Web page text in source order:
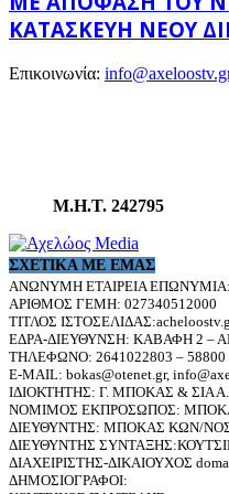
ΚΑΤΑΣΚΕΥΉ ΝΈΟΥ
Επικοινωνία:
Μ.Η.Τ. 242795
ΣΧΕΤΙΚΆ ΜΕ ΕΜΆΣ
ΑΝΩΝΥΜΗ ΕΤΑΙΡΕΙΑ ΕΠΩΝΥΜΙΑ:
ΑΡΙΘΜΟΣ ΓΕΜΗ: 027340512000
ΤΙΤΛΟΣ
ΕΔΡΑ-ΔΙΕΥΘΥΝΣΗ: ΚΑΒΑΦΗ 2 –
ΤΗΛΕΦΩΝΟ: 2641022803 – 58800
E-MAIL: bokas@otenet.gr,
ΙΔΙΟΚΤΗΤΗΣ: Γ. ΜΠΟΚΑΣ & ΣΙΑ
ΝΟΜΙΜΟΣ ΕΚΠΡΟΣΩΠΟΣ:
ΔΙΕΥΘΥΝΤΗΣ: ΜΠΟΚΑΣ ΚΩΝ/
ΔΙΕΥΘΥΝΤΗΣ
ΔΙΑΧΕΙΡΙΣΤΗΣ-ΔΙΚΑΙΟΥΧΟΣ
ΔΗΜΟΣΙΟΓΡΑΦΟΙ: